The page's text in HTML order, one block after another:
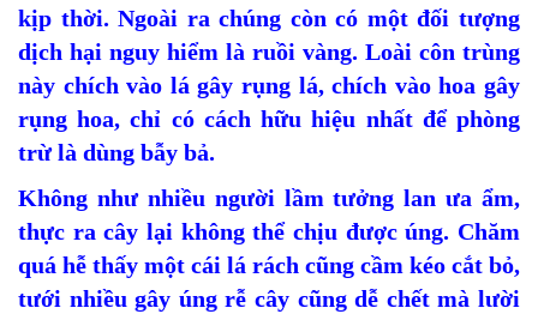
kịp thời. Ngoài ra chúng còn có một đối tượng
dịch hại nguy hiểm là ruồi vàng. Loài côn trùng
này chích vào lá gây rụng lá, chích vào hoa gây
rụng hoa, chỉ có cách hữu hiệu nhất để phòng
trừ là dùng bẫy bả.
Không như nhiều người lầm tưởng lan ưa ẩm,
thực ra cây lại không thể chịu được úng. Chăm
quá hễ thấy một cái lá rách cũng cầm kéo cắt bỏ,
tưới nhiều gây úng rễ cây cũng dễ chết mà lười